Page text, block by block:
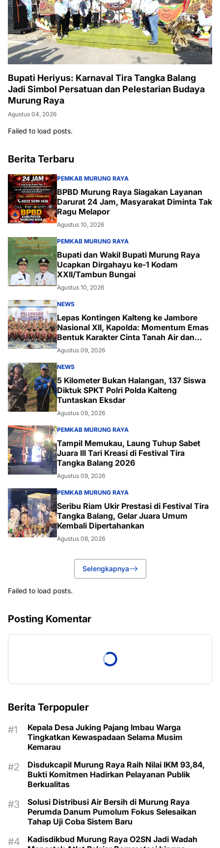
Bupati Heriyus: Karnaval Tira Tangka Balang
Jadi Simbol Persatuan dan Pelestarian Budaya
Murung Raya
Agustus 04, 2026
Failed to load posts.
Berita Terbaru
PEMKAB MURUNG RAYA
BPBD Murung Raya Siagakan Layanan
Darurat 24 Jam, Masyarakat Diminta Tak
Ragu Melapor
Agustus 10, 2026
PEMKAB MURUNG RAYA
Bupati dan Wakil Bupati Murung Raya
Ucapkan Dirgahayu ke-1 Kodam
XXII/Tambun Bungai
Agustus 10, 2026
NEWS
Lepas Kontingen Kalteng ke Jambore
Nasional XII, Kapolda: Momentum Emas
Bentuk Karakter Cinta Tanah Air dan
Lingkungan
Agustus 09, 2026
NEWS
5 Kilometer Bukan Halangan, 137 Siswa
Diktuk SPKT Polri Polda Kalteng
Tuntaskan Eksdar
Agustus 09, 2026
PEMKAB MURUNG RAYA
Tampil Memukau, Laung Tuhup Sabet
Juara III Tari Kreasi di Festival Tira
Tangka Balang 2026
Agustus 09, 2026
PEMKAB MURUNG RAYA
Seribu Riam Ukir Prestasi di Festival Tira
Tangka Balang, Gelar Juara Umum
Kembali Dipertahankan
Agustus 08, 2026
Selengkapnya
Failed to load posts.
Posting Komentar
Berita Terpopuler
Kepala Desa Juking Pajang Imbau Warga
Tingkatkan Kewaspadaan Selama Musim
Kemarau
Disdukcapil Murung Raya Raih Nilai IKM 93,84,
Bukti Komitmen Hadirkan Pelayanan Publik
Berkualitas
Solusi Distribusi Air Bersih di Murung Raya
Perumda Danum Pumolum Fokus Selesaikan
Tahap Uji Coba Sistem Baru
Kadisdikbud Murung Raya O2SN Jadi Wadah